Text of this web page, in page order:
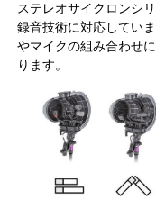
ステレオサイクロンシ
録音技術に対応してい
やマイクの組み合わせ
ります。